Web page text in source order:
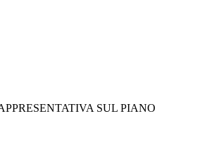
SUL PIANO